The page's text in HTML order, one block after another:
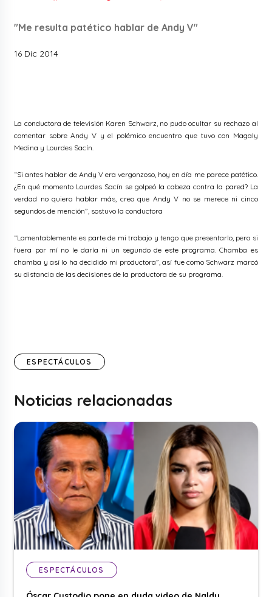
"Me resulta patético hablar de Andy V"
16 Dic 2014
La conductora de televisión Karen Schwarz, no pudo ocultar su rechazo al
comentar sobre Andy V y el polémico encuentro que tuvo con Magaly
Medina y Lourdes Sacín.
“Si antes hablar de Andy V era vergonzoso, hoy en día me parece patético.
¿En qué momento Lourdes Sacín se golpeó la cabeza contra la pared? La
verdad no quiero hablar más, creo que Andy V no se merece ni cinco
segundos de mención”, sostuvo la conductora
“Lamentablemente es parte de mi trabajo y tengo que presentarlo, pero si
fuera por mí no le daría ni un segundo de este programa. Chamba es
chamba y así lo ha decidido mi productora”, así fue como Schwarz marcó
su distancia de las decisiones de la productora de su programa.
ESPECTÁCULOS
Noticias relacionadas
ESPECTÁCULOS